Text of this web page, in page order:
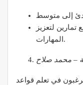
إلى متوسط
لتعزيز
المهارات.
– محمد صلاح
في تعلم قواعد